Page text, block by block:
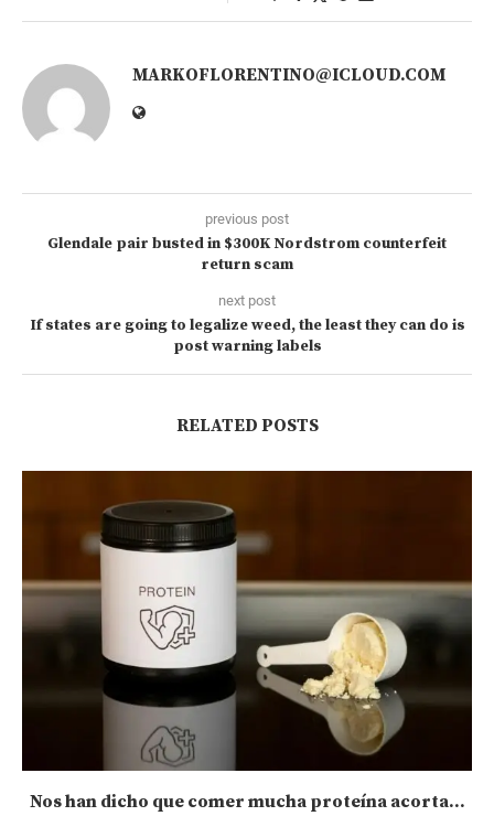
MARKOFLORENTINO@ICLOUD.COM
previous post
Glendale pair busted in $300K Nordstrom counterfeit
return scam
next post
If states are going to legalize weed, the least they can do is
post warning labels
RELATED POSTS
Nos han dicho que comer mucha proteína acorta...